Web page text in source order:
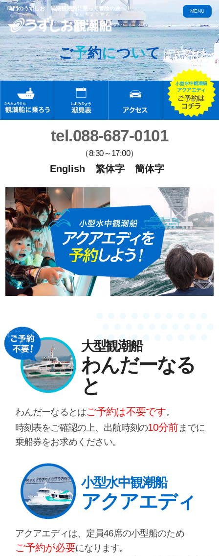
鳴門のうずしお 渦潮観潮船に乗って冒険の旅へ！
tel.088-687-0101
（8:30～17:00）
English 繁体字 簡体字
MENU
ご予約について
大型観潮船
わんだーなる
と
わんだーなるとはご予約は不要です。
時刻表をご確認の上、出航時刻の10分前 までに
乗船券をお求めください。
小型水中観潮船
アクアエディ
アクアエディは、定員46席の小型船のため
ご予約が必要になります。